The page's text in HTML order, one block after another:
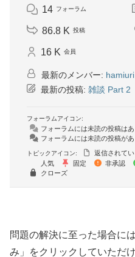
14 フォーラム
86.8 K 投稿
16 K 会員
最新のメンバー: hamiuri
最新の投稿: 雑談 Part 2
フォーラムアイコン:
フォーラムには未読の投稿は
フォーラムには未読の投稿が
トピックアイコン: 返信されて
人気
固定 非承認
クローズ
問題の解決に至った場合に
み」をクリックしていただ